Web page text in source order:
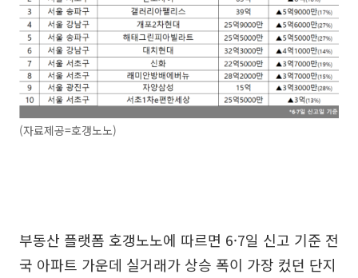
(자료제공=호갱노노)
부동산 플랫폼 호갱노노에 따르면 6·7일 신고 기준 전
국 아파트 가운데 실거래가 상승 폭이 가장 컸던 단지